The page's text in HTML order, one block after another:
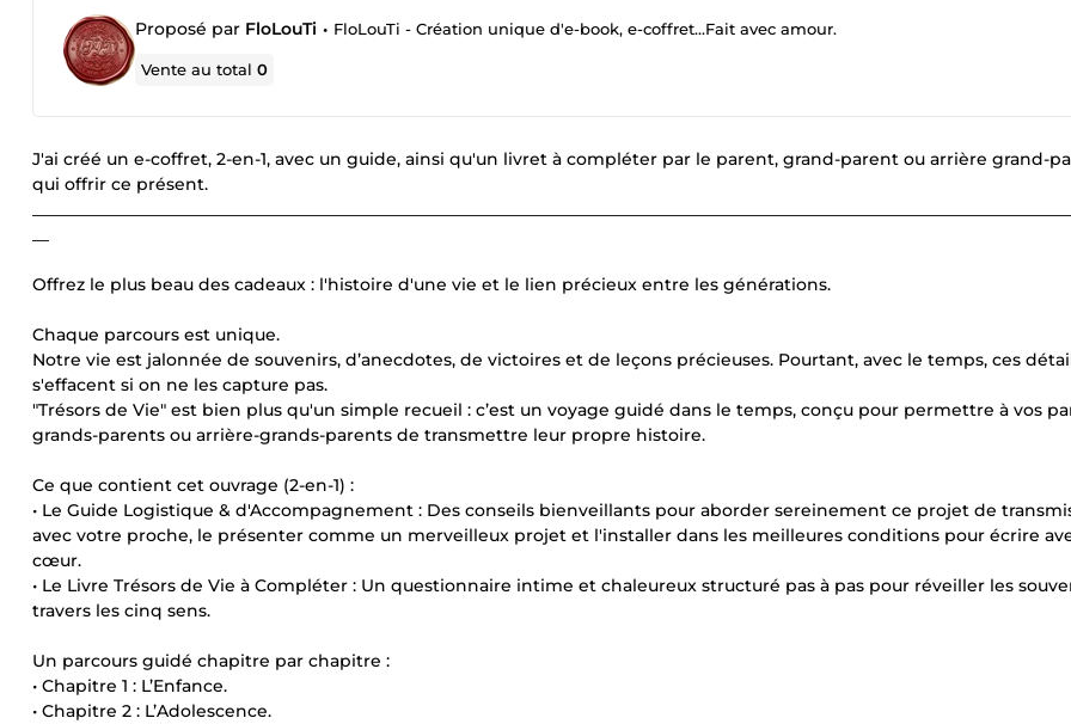
Proposé par FloLouTi • FloLouTi - Création unique d'e-book, e-coffret...Fait avec amour.
Vente au total0
J'ai créé un e-coffret, 2-en-1, avec un guide, ainsi qu'un livret à compléter par le parent, grand-parent ou arrière grand-
qui offrir ce présent.
Offrez le plus beau des cadeaux : l'histoire d'une vie et le lien précieux entre les générations.
Chaque parcours est unique.
Notre vie est jalonnée de souvenirs, d’anecdotes, de victoires et de leçons précieuses. Pourtant, avec le temps, ces
s'effacent si on ne les capture pas.
"Trésors de Vie" est bien plus qu'un simple recueil : c’est un voyage guidé dans le temps, conçu pour permettre à vos
grands-parents ou arrière-grands-parents de transmettre leur propre histoire.
Ce que contient cet ouvrage (2-en-1) :
• Le Guide Logistique & d'Accompagnement : Des conseils bienveillants pour aborder sereinement ce projet de
avec votre proche, le présenter comme un merveilleux projet et l'installer dans les meilleures conditions pour écrire
cœur.
• Le Livre Trésors de Vie à Compléter : Un questionnaire intime et chaleureux structuré pas à pas pour réveiller les
travers les cinq sens.
Un parcours guidé chapitre par chapitre :
• Chapitre 1 : L’Enfance.
• Chapitre 2 : L’Adolescence.